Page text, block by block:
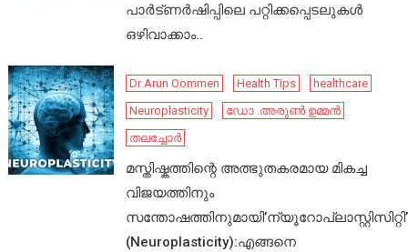
പാർട്ണർഷിപ്പിലെ പറ്റിക്കപ്പെടലുകൾ
ഒഴിവാക്കാം..
Dr Arun Oommen Health Tips
healthcare
Neuroplasticity
ഡോ .അരുൺ ഉമ്മൻ
തലച്ചോർ
മസ്തിഷ്കത്തിന്റെ അത്ഭുതകരമായ മികച്ച
വിജയത്തിനും
സന്തോഷത്തിനുമായി’ന്യൂറോപ്ലാസ്റ്റിസിറ്റി’
(Neuroplasticity):എങ്ങനെ